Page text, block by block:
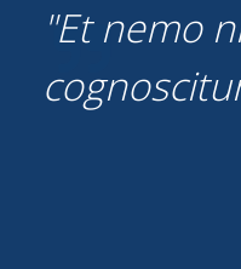
Et nemo